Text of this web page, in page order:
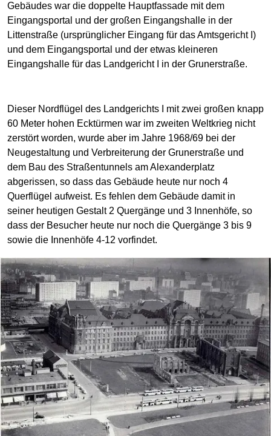
Gebäudes war die doppelte Hauptfassade mit dem
Eingangsportal und der großen Eingangshalle in der
Littenstraße (ursprünglicher Eingang für das Amtsgericht I)
und dem Eingangsportal und der etwas kleineren
Eingangshalle für das Landgericht I in der Grunerstraße.
Dieser Nordflügel des Landgerichts I mit zwei großen knapp
60 Meter hohen Ecktürmen war im zweiten Weltkrieg nicht
zerstört worden, wurde aber im Jahre 1968/69 bei der
Neugestaltung und Verbreiterung der Grunerstraße und
dem Bau des Straßentunnels am Alexanderplatz
abgerissen, so dass das Gebäude heute nur noch 4
Querflügel aufweist. Es fehlen dem Gebäude damit in
seiner heutigen Gestalt 2 Quergänge und 3 Innenhöfe, so
dass der Besucher heute nur noch die Quergänge 3 bis 9
sowie die Innenhöfe 4-12 vorfindet.